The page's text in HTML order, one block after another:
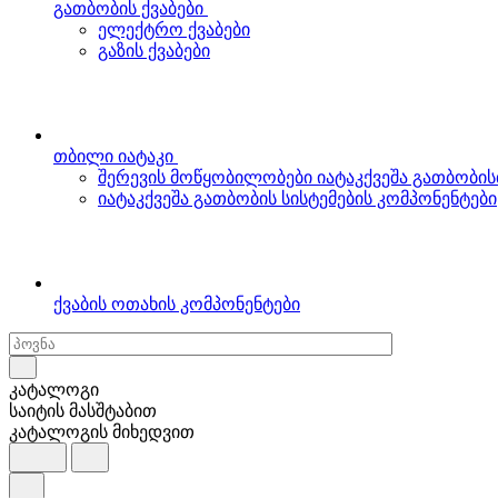
გათბობის ქვაბები
ელექტრო ქვაბები
გაზის ქვაბები
თბილი იატაკი
შერევის მოწყობილობები იატაკქვეშა
იატაკქვეშა გათბობის სისტემების კომპონენტები
ქვაბის ოთახის კომპონენტები
კატალოგი
საიტის მასშტაბით
კატალოგის მიხედვით